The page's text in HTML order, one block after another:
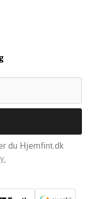
du Hjemfint.dk